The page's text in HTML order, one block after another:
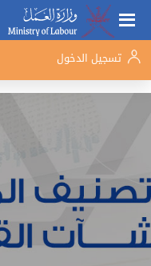
تسجيل الدخول